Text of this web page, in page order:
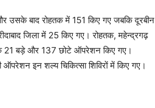
उसके बाद रोहतक में 151 किए गए जबकि दूरबीन
जिला में 25 किए गए। रोहतक, महेन्द्रगढ़
21 बड़े और 137 छोटे ऑपरेशन किए गए।
इन शल्य चिकित्सा शिविरों में किए गए।